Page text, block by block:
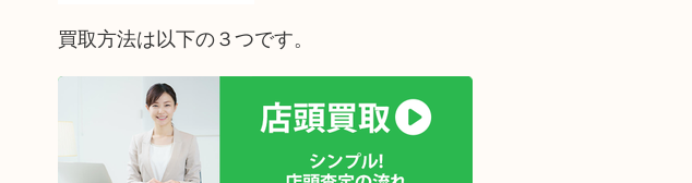
買取方法は以下の３つです。